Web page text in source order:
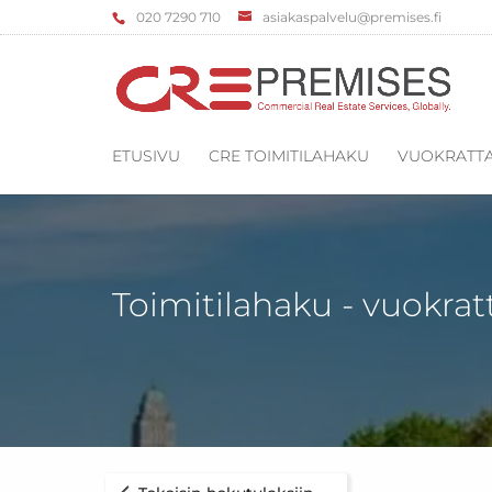
‌020 7290 710 asiakaspalvelu@premises.fi
ETUSIVU CRE TOIMITILAHAKU
Toimitilahaku -